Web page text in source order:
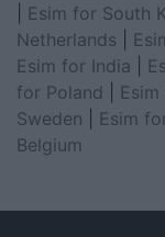
Esim for South
Netherlands
Esim for India
for Poland
Sweden
Esim
Belgium